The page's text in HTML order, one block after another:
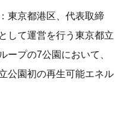
東京都港区、代表取締
して運営を行う東京都立
ープの7公園において、
公園初の再生可能エネル